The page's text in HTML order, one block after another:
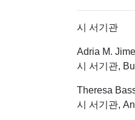
시 서기관
Adria M.
시 서기관,
Theresa
시 서기관,